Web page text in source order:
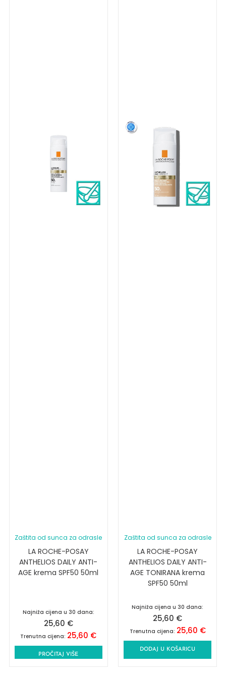
Zaštita od sunca za odrasle
LA ROCHE-POSAY
ANTHELIOS DAILY ANTI-
AGE krema SPF50 50ml
Najniža cijena u 30 dana:
25,60 €
Trenutna cijena: 25,60 €
PROČITAJ VIŠE
Zaštita od sunca za odrasle
LA ROCHE-POSAY
ANTHELIOS DAILY ANTI-
AGE TONIRANA krema
SPF50 50ml
Najniža cijena u 30 dana:
25,60 €
Trenutna cijena: 25,60 €
DODAJ U KOŠARICU